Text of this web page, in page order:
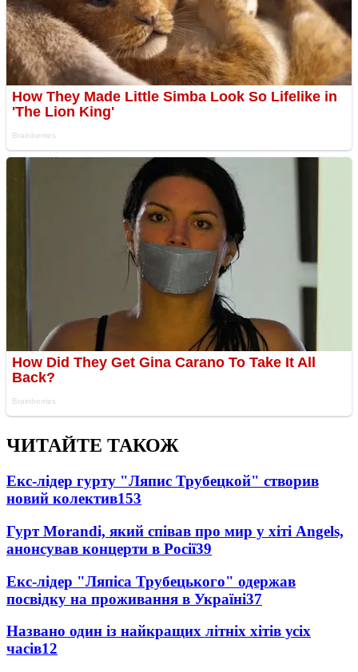
ЧИТАЙТЕ ТАКОЖ
Екс-лідер гурту "Ляпис Трубецкой" створив
новий колектив153
Гурт Morandi, який співав про мир у хіті Angels,
анонсував концерти в Росії39
Екс-лідер "Ляпіса Трубецького" одержав
посвідку на проживання в Україні37
Названо один із найкращих літніх хітів усіх
часів12